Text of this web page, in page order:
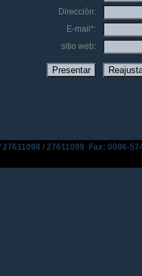
Dirección:
E-mail*:
sitio web:
27611098 / 27611099 Fax: 0086-